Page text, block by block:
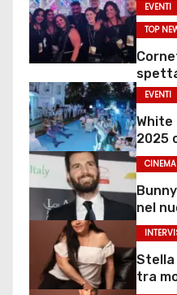
EVENTI
TOP
EVENTI
White
2025
CINEMA
nel
Stella
tra